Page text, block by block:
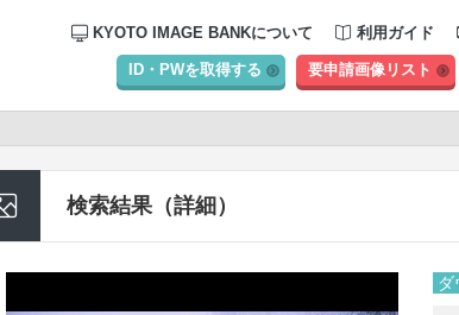
KYOTO IMAGE BANKについて 利用ガイド
ID・PWを取得する 要申請画像リスト
検索結果（詳細）